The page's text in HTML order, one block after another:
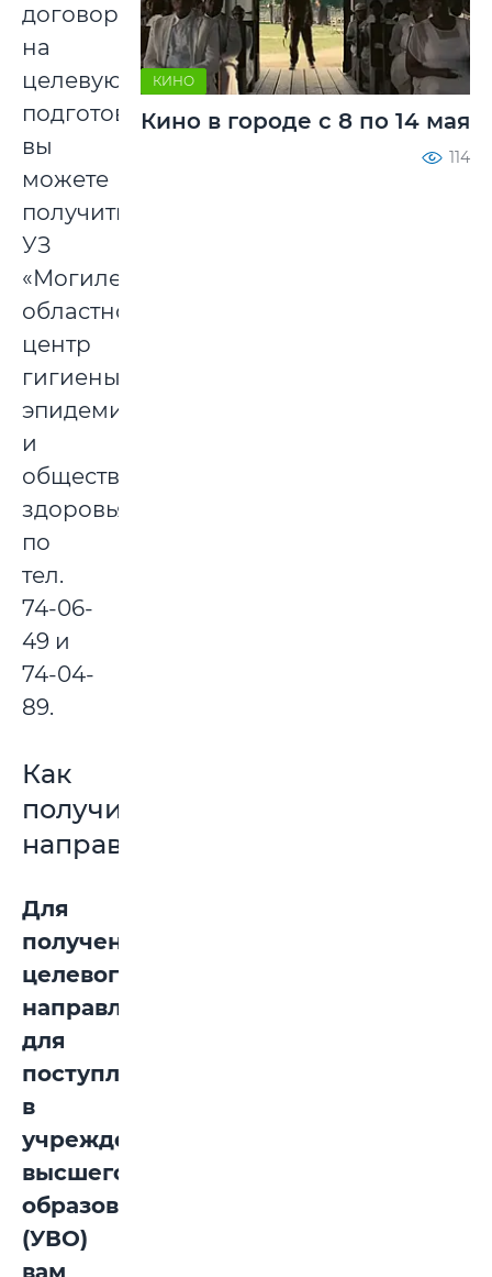
договоров
на
целевую
подготовку
вы
можете
получить
УЗ
«Могилевский
областной
центр
гигиены,
эпидемиологии
и
общественного
здоровья»
по
тел.
74-06-
49 и
74-04-
89.
Как
получить
направление?
Для
получения
целевого
направления
для
поступления
в
учреждения
высшего
образования
(УВО)
вам
КИНО
Кино в городе с 8 по 14 мая
114